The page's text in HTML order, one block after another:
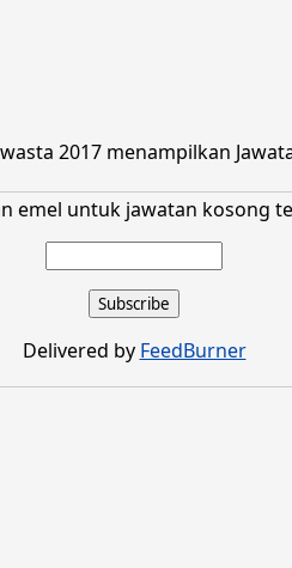
2017 menampilkan
emel untuk jawatan kosong
Delivered by FeedBurner